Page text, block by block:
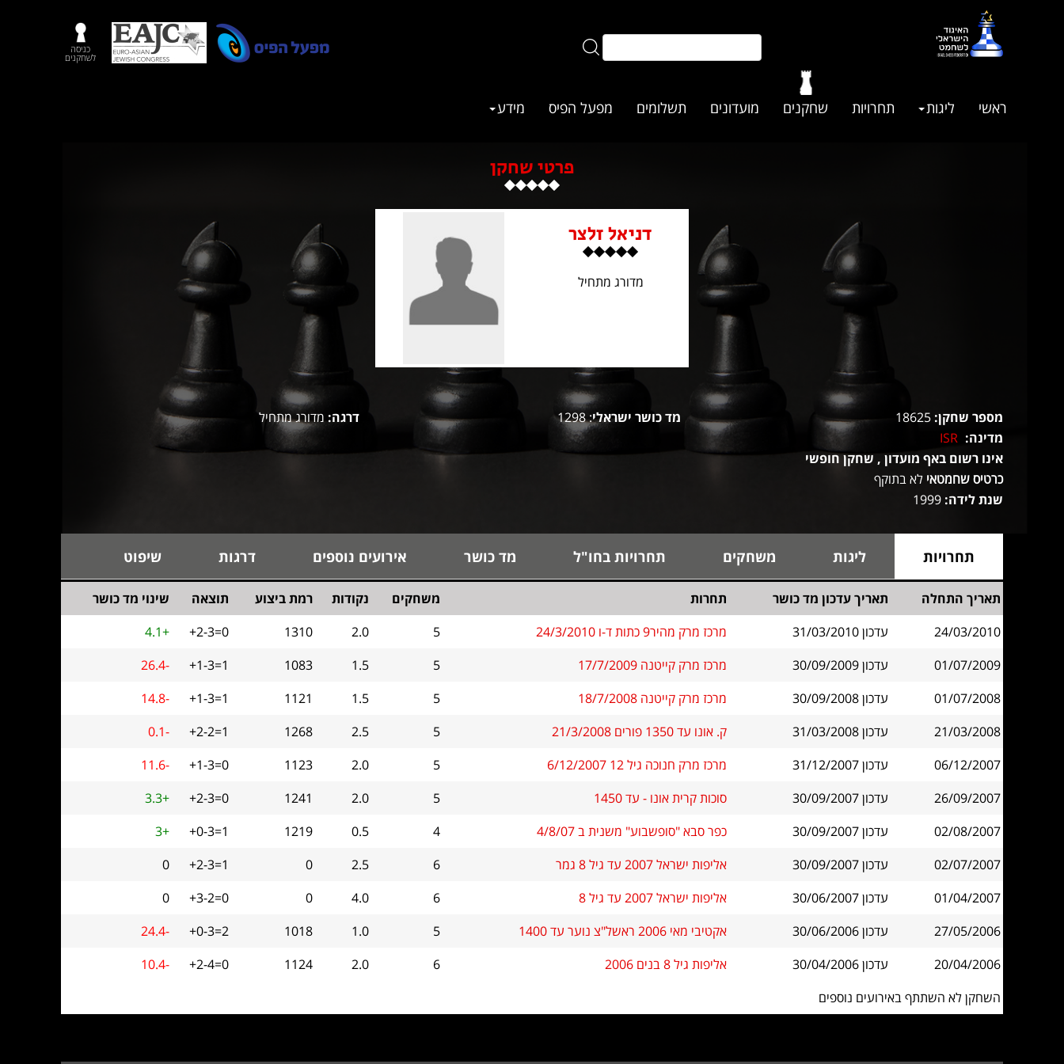
כניסה
לשחקנים
ראשי ליגות תחרויות שחקנים מועדונים תשלומים מפעל הפיס מידע
פרטי שחקן
דניאל זלצר
מדורג מתחיל
מספר שחקן:
מדינה: ISR
אינו רשום באף מועדון , שחקן חופשי
כרטיס שחמטאי לא בתוקף
שנת לידה:
מד כושר ישראלי: 1298 דרגה: מדורג מתחיל
תחרויות ליגות משחקים תחרויות בחו"ל מד כושר אירועים נוספים דרגות שיפוט
תאריך התחלה תאריך עדכון מד כושר תחרות משחקים נקודות רמת ביצוע תוצאה
שינוי מד כושר
24/03/2010
עדכון 31/03/2010 מרכז מרק מהיר9 כתות ד-ו 24/3/2010 5
2.0
1310
+2-3=0
4.1+
01/07/2009
עדכון 30/09/2009 מרכז מרק קייטנה 17/7/2009 5
1.5
1083
+1-3=1
26.4-
01/07/2008
עדכון 30/09/2008 מרכז מרק קייטנה 18/7/2008 5
1.5
1121
+1-3=1
14.8-
21/03/2008
עדכון 31/03/2008 ק. אונו עד 1350 פורים 21/3/2008 5
2.5
1268
+2-2=1
0.1-
06/12/2007
עדכון 31/12/2007 מרכז מרק חנוכה גיל 12 6/12/2007 5
2.0
1123
+1-3=0
11.6-
26/09/2007
עדכון 30/09/2007 סוכות קרית אונו - עד 1450 5
2.0
1241
+2-3=0
3.3+
02/08/2007
עדכון 30/09/2007 כפר סבא "סופשבוע" משנית ב 4/8/07 4
0.5
1219
+0-3=1
3+
02/07/2007
עדכון 30/09/2007 אליפות ישראל 2007 עד גיל 8 גמר 6
2.5
0
+2-3=1
0
01/04/2007
עדכון 30/06/2007 אליפות ישראל 2007 עד גיל 8 6
4.0
0
+3-2=0
0
27/05/2006
עדכון 30/06/2006 אקטיבי מאי 2006 ראשל"צ נוער עד 1400 5
1.0
1018
+0-3=2
24.4-
20/04/2006
עדכון 30/04/2006 אליפות גיל 8 בנים 2006 6
2.0
1124
+2-4=0
10.4-
השחקן לא השתתף באירועים נוספים